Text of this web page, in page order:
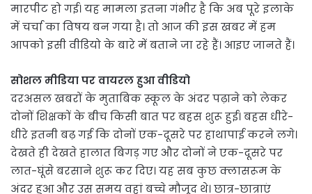
मारपीट हो गई। यह मामला इतना गंभीर है कि अब पूरे इलाके
में चर्चा का विषय बन गया है। तो आज की इस खबर में हम
आपको इसी वीडियो के बारे में बताने जा रहे हैं। आइए जानते हैं।
सोशल मीडिया पर वायरल हुआ वीडियो
दरअसल खबरों के मुताबिक स्कूल के अंदर पढ़ाने को लेकर
दोनों शिक्षकों के बीच किसी बात पर बहस शुरू हुई। बहस धीरे-
धीरे इतनी बढ़ गई कि दोनों एक-दूसरे पर हाथापाई करने लगे।
देखते ही देखते हालात बिगड़ गए और दोनों ने एक-दूसरे पर
लात-घूंसे बरसाने शुरू कर दिए। यह सब कुछ क्लासरूम के
अंदर हुआ और उस समय वहां बच्चे मौजूद थे। छात्र-छात्राएं